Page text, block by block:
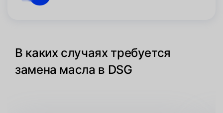
В каких случаях требуется
замена масла в DSG